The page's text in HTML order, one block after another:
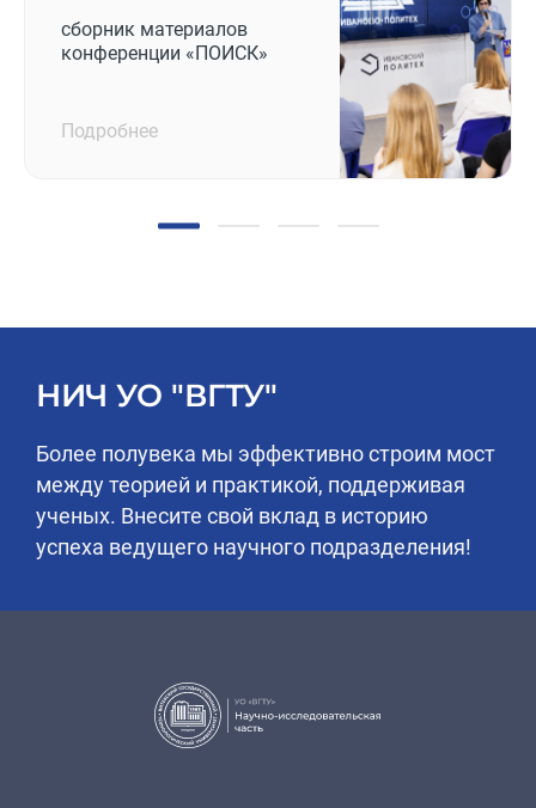
сборник материалов
конференции «ПОИСК»
Подробнее
НИЧ УО "ВГТУ"
Более полувека мы эффективно строим мост
между теорией и практикой, поддерживая
ученых. Внесите свой вклад в историю
успеха ведущего научного подразделения!